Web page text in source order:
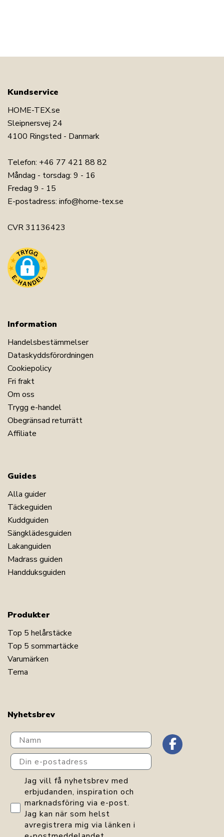
Kundservice
HOME-TEX.se
Sleipnersvej 24
4100 Ringsted - Danmark
Telefon: +46 77 421 88 82
Måndag - torsdag: 9 - 16
Fredag 9 - 15
E-postadress: info@home-tex.se
CVR 31136423
Information
Handelsbestämmelser
Dataskyddsförordningen
Cookiepolicy
Fri frakt
Om oss
Trygg e-handel
Obegränsad returrätt
Affiliate
Guides
Alla guider
Täckeguiden
Kuddguiden
Sängklädesguiden
Lakanguiden
Madrass guiden
Handduksguiden
Produkter
Top 5 helårstäcke
Top 5 sommartäcke
Varumärken
Tema
Nyhetsbrev
Navn
Din e-postadress
GDPR consent
Jag vill få nyhetsbrev med
erbjudanden, inspiration och
marknadsföring via e-post.
Jag kan när som helst
avregistrera mig via länken i